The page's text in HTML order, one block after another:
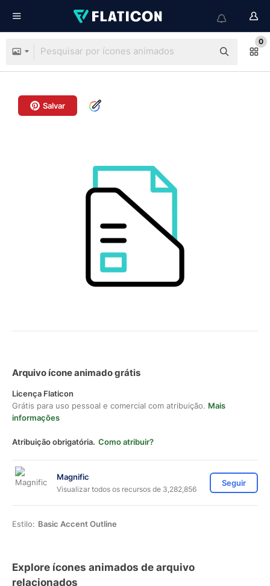
0
Salvar
Arquivo ícone animado grátis
Licença Flaticon
Grátis para uso pessoal e comercial com atribuição. Mais
informações
Atribuição obrigatória. Como atribuir?
Magnific
Visualizar todos os recursos de 3,282,856
Seguir
Estilo: Basic Accent Outline
Explore ícones animados de arquivo
relacionados